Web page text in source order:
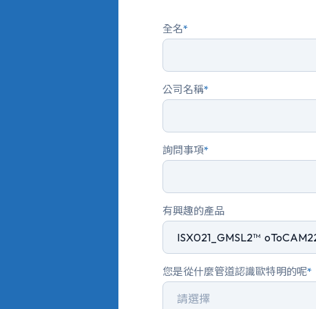
全名*
公司名稱*
詢問事項*
有興趣的產品
您是從什麼管道認識歐特明的呢*